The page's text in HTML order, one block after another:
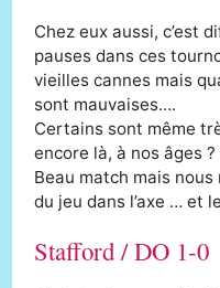
Chez eux aussi, c’est
pauses dans ces
vieilles cannes mais
sont mauvaises….
Certains sont même
encore là, à nos âges ?
Beau match mais
du jeu dans l’axe … et
Stafford / DO 1-0